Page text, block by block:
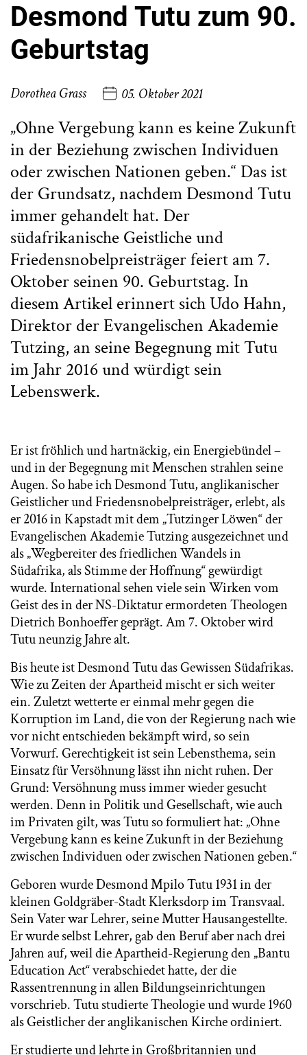
Desmond Tutu zum 90.
Geburtstag
Dorothea Grass 05. Oktober 2021
„Ohne Vergebung kann es keine Zukunft
in der Beziehung zwischen Individuen
oder zwischen Nationen geben.“ Das ist
der Grundsatz, nachdem Desmond Tutu
immer gehandelt hat. Der
südafrikanische Geistliche und
Friedensnobelpreisträger feiert am 7.
Oktober seinen 90. Geburtstag. In
diesem Artikel erinnert sich Udo Hahn,
Direktor der Evangelischen Akademie
Tutzing, an seine Begegnung mit Tutu
im Jahr 2016 und würdigt sein
Lebenswerk.
Er ist fröhlich und hartnäckig, ein Energiebündel –
und in der Begegnung mit Menschen strahlen seine
Augen. So habe ich Desmond Tutu, anglikanischer
Geistlicher und Friedensnobelpreisträger, erlebt, als
er 2016 in Kapstadt mit dem „Tutzinger Löwen“ der
Evangelischen Akademie Tutzing ausgezeichnet und
als „Wegbereiter des friedlichen Wandels in
Südafrika, als Stimme der Hoffnung“ gewürdigt
wurde. International sehen viele sein Wirken vom
Geist des in der NS-Diktatur ermordeten Theologen
Dietrich Bonhoeffer geprägt. Am 7. Oktober wird
Tutu neunzig Jahre alt.
Bis heute ist Desmond Tutu das Gewissen Südafrikas.
Wie zu Zeiten der Apartheid mischt er sich weiter
ein. Zuletzt wetterte er einmal mehr gegen die
Korruption im Land, die von der Regierung nach wie
vor nicht entschieden bekämpft wird, so sein
Vorwurf. Gerechtigkeit ist sein Lebensthema, sein
Einsatz für Versöhnung lässt ihn nicht ruhen. Der
Grund: Versöhnung muss immer wieder gesucht
werden. Denn in Politik und Gesellschaft, wie auch
im Privaten gilt, was Tutu so formuliert hat: „Ohne
Vergebung kann es keine Zukunft in der Beziehung
zwischen Individuen oder zwischen Nationen geben.“
Geboren wurde Desmond Mpilo Tutu 1931 in der
kleinen Goldgräber-Stadt Klerksdorp im Transvaal.
Sein Vater war Lehrer, seine Mutter Hausangestellte.
Er wurde selbst Lehrer, gab den Beruf aber nach drei
Jahren auf, weil die Apartheid-Regierung den „Bantu
Education Act“ verabschiedet hatte, der die
Rassentrennung in allen Bildungseinrichtungen
vorschrieb. Tutu studierte Theologie und wurde 1960
als Geistlicher der anglikanischen Kirche ordiniert.
Er studierte und lehrte in Großbritannien und